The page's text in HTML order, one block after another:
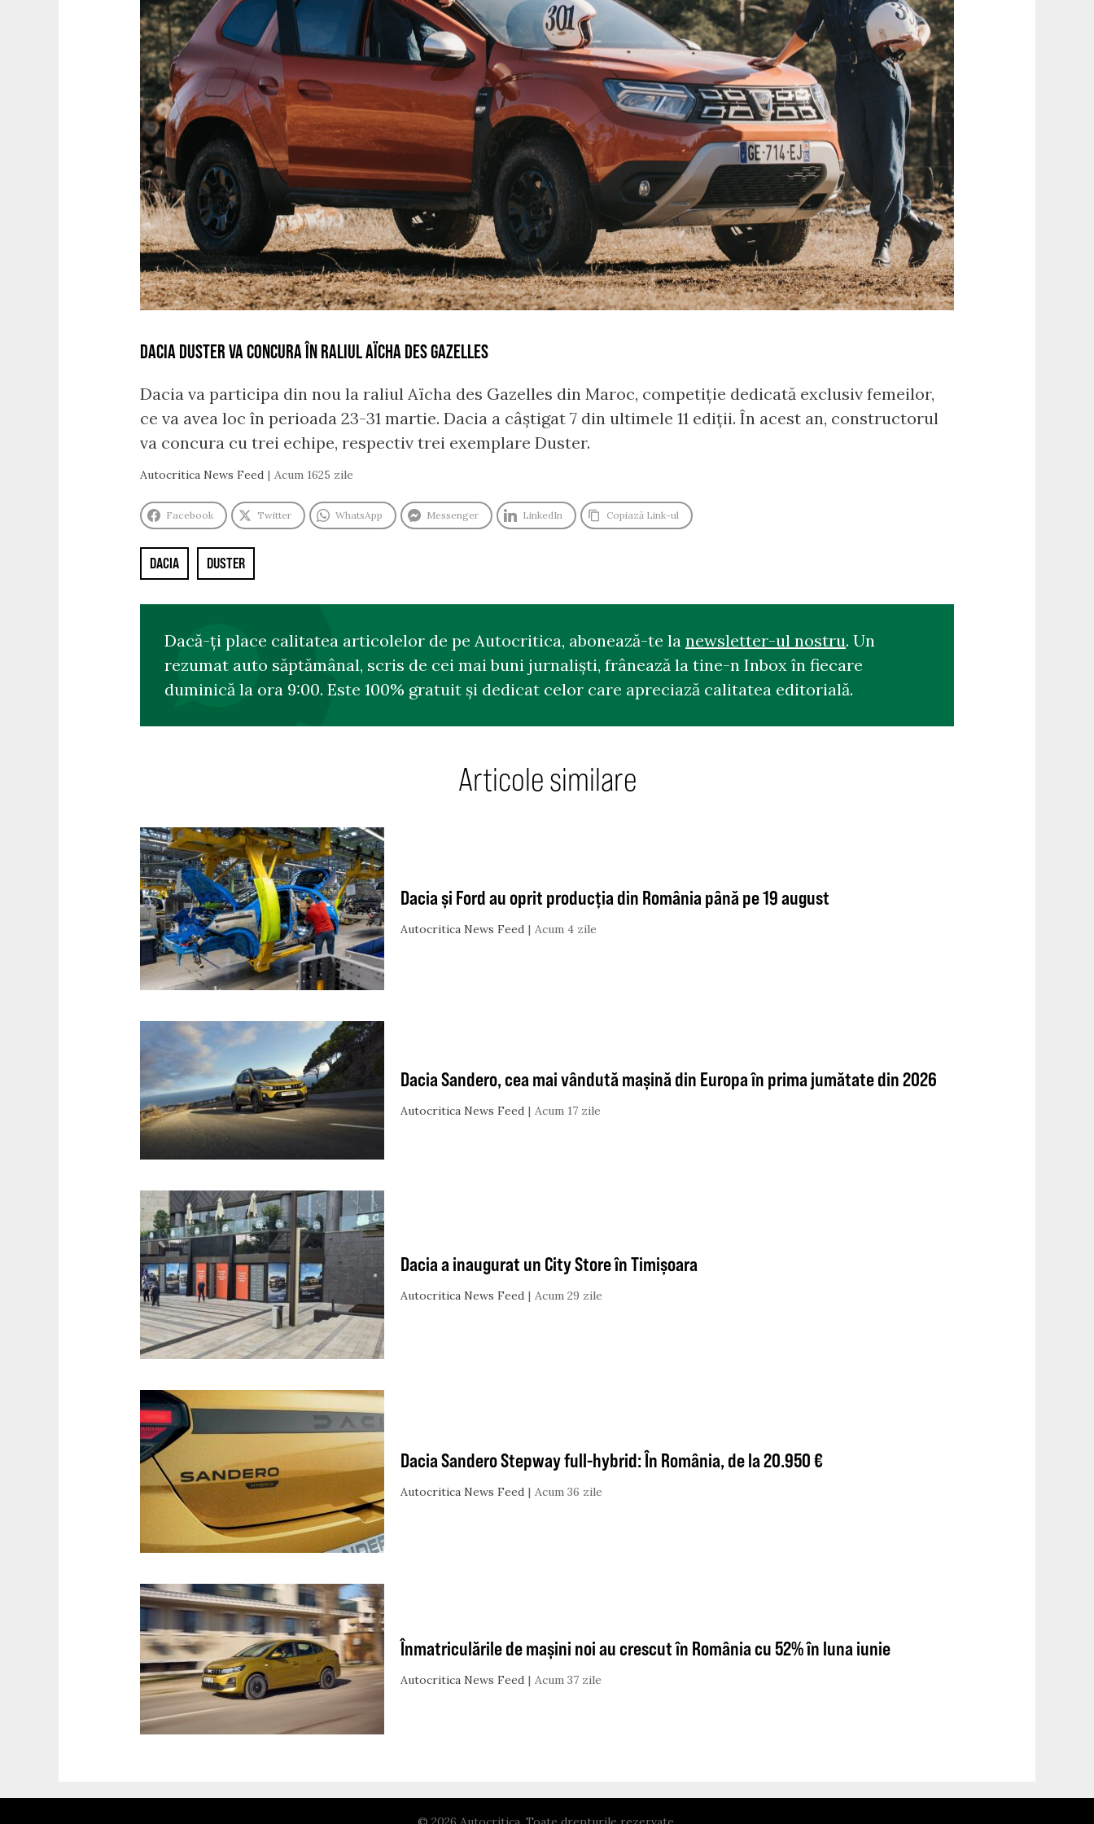
DACIA DUSTER VA CONCURA ÎN RALIUL AÏCHA DES GAZELLES
Dacia va participa din nou la raliul Aïcha des Gazelles din Maroc, competiție dedicată exclusiv femeilor,
ce va avea loc în perioada 23-31 martie. Dacia a câștigat 7 din ultimele 11 ediții. În acest an, constructorul
va concura cu trei echipe, respectiv trei exemplare Duster.
Autocritica News Feed Acum 1625 zile
Facebook Twitter WhatsApp Messenger LinkedIn Copiază Link-ul
DACIA DUSTER
Dacă-ți place calitatea articolelor de pe Autocritica, abonează-te la newsletter-ul nostru. Un
rezumat auto săptămânal, scris de cei mai buni jurnaliști, frânează la tine-n Inbox în fiecare
duminică la ora 9:00. Este 100% gratuit și dedicat celor care apreciază calitatea editorială.
Articole similare
Dacia și Ford au oprit producția din România până pe 19 august
Autocritica News Feed Acum 4 zile
Dacia Sandero, cea mai vândută mașină din Europa în prima jumătate din 2026
Autocritica News Feed Acum 17 zile
Dacia a inaugurat un City Store în Timișoara
Autocritica News Feed Acum 29 zile
Dacia Sandero Stepway full-hybrid: În România, de la 20.950 €
Autocritica News Feed Acum 36 zile
Înmatriculările de mașini noi au crescut în România cu 52% în luna iunie
Autocritica News Feed Acum 37 zile